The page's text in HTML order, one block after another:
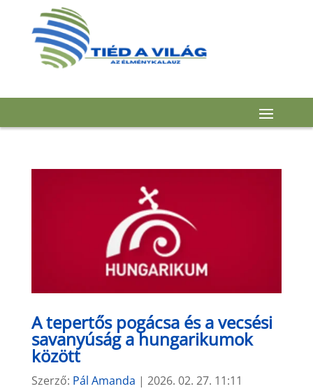
A tepertős pogácsa és a vecsési
savanyúság a hungarikumok
között
Szerző: Pál Amanda | 2026. 02. 27. 11:11